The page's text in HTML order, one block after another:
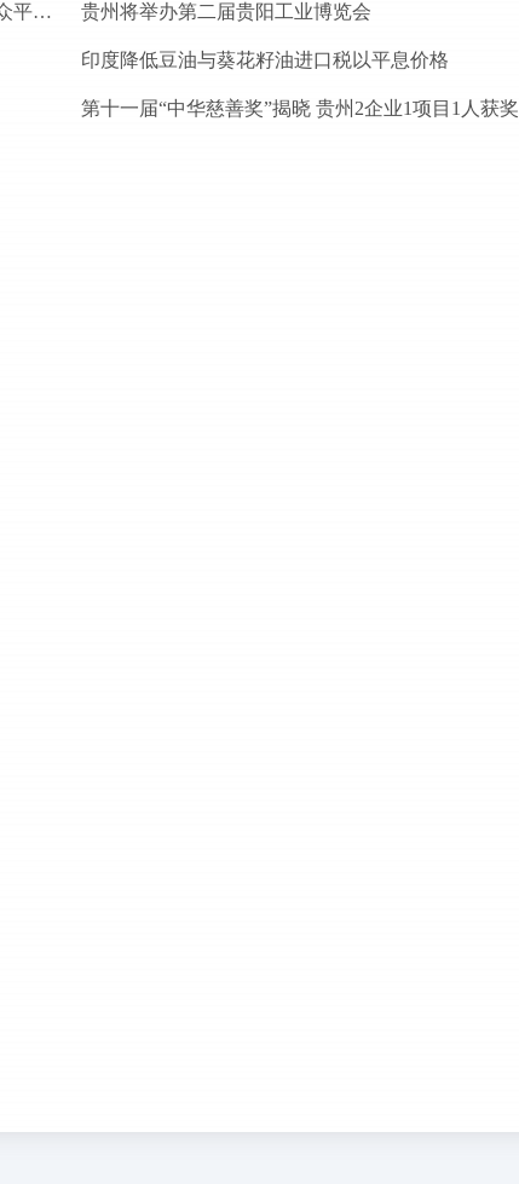
松桃苗族自治县盘石镇“三驾马车”拉出人民群众平安幸福生活 贵州将举办第二届贵阳工业博览会
印度降低豆油与葵花籽油进口税以平息价格
第十一届“中华慈善奖”揭晓 贵州2企业1项目1人获奖